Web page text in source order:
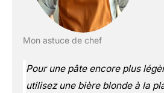
Mon astuce de chef
Pour une pâte encore plus
utilisez une bière blonde à la